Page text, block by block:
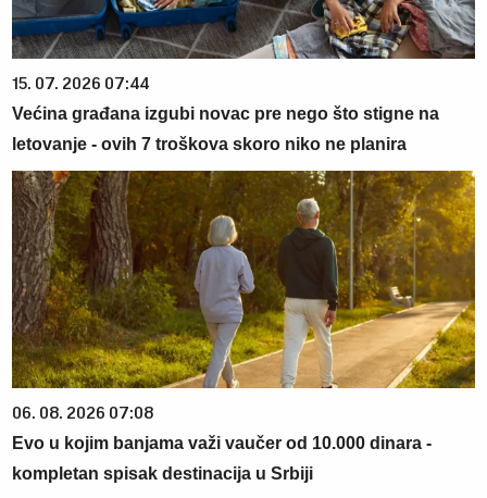
15. 07. 2026 07:44
Većina građana izgubi novac pre nego što stigne na
letovanje - ovih 7 troškova skoro niko ne planira
06. 08. 2026 07:08
Evo u kojim banjama važi vaučer od 10.000 dinara -
kompletan spisak destinacija u Srbiji